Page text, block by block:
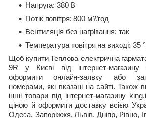
Напруга: 380 В
Потік повітря: 800 м?/год
Вентиляція без нагрівання: так
Температура повітря на виході: 35
Щоб купити Теплова електрична
9R у Києві від інтернет-магазину
оформити онлайн-заявку або
номерами, які вказані на сайті. Також
інші товари від інтернет-магазину
ціною й оформити доставку всією
Одеса, Запоріжжя, Львів, Дніпр, Рівно,